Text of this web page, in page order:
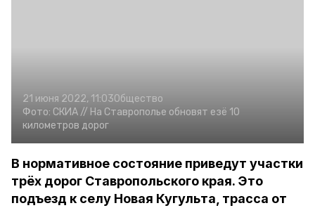
21 июня 2022, 11:03Общество
Фото: СКИА // На Ставрополье обновят езё 10
километров дорог
В нормативное состояние приведут участки
трёх дорог Ставропольского края. Это
подъезд к селу Новая Кугульта, трасса от